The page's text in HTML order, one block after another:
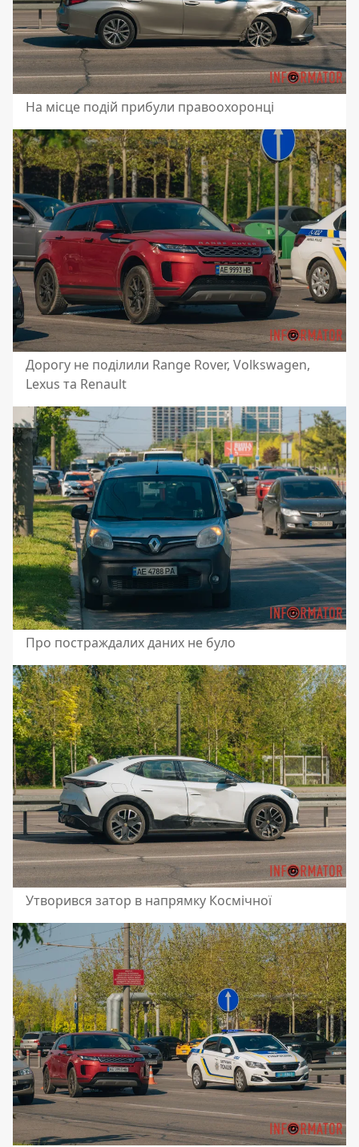
На місце подій прибули правоохоронці
Дорогу не поділили Range Rover, Volkswagen,
Lexus та Renault
Про постраждалих даних не було
Утворився затор в напрямку Космічної